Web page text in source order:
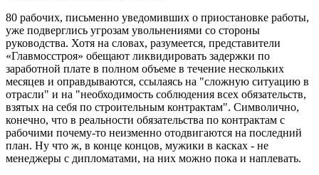
80 рабочих, письменно уведомивших о приостановке работы,
уже подверглись угрозам увольнениями со стороны
руководства. Хотя на словах, разумеется, представители
«Главмосстроя» обещают ликвидировать задержки по
заработной плате в полном объеме в течение нескольких
месяцев и оправдываются, ссылаясь на "сложную ситуацию в
отрасли" и на "необходимость соблюдения всех обязательств,
взятых на себя по строительным контрактам". Символично,
конечно, что в реальности обязательства по контрактам с
рабочими почему-то неизменно отодвигаются на последний
план. Ну что ж, в конце концов, мужики в касках - не
менеджеры с дипломатами, на них можно пока и наплевать.